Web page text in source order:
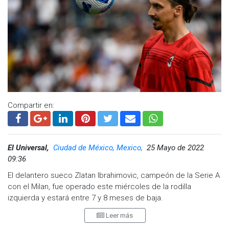
Compartir en:
El Universal, Ciudad de México, Mexico, 25 Mayo de 2022
09:36
El delantero sueco Zlatan Ibrahimovic, campeón de la Serie A
con el Milan, fue operado este miércoles de la rodilla
izquierda y estará entre 7 y 8 meses de baja.
"Zlatan Ibrahimović fue operado en la rodilla izquierda en el
Leer más